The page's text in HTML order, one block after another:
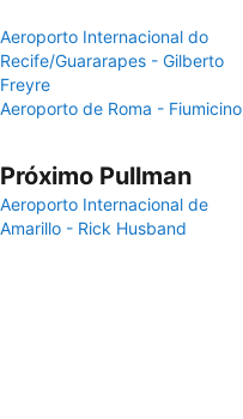
Aeroporto Internacional do
Recife/Guararapes - Gilberto
Freyre
Aeroporto de Roma - Fiumicino
Próximo Pullman
Aeroporto Internacional de
Amarillo - Rick Husband